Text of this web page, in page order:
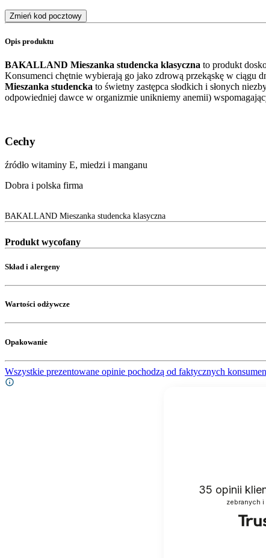
Zmień kod pocztowy
Opis produktu
BAKALLAND Mieszanka studencka klasyczna to produkt
Konsumenci chętnie wybierają go jako zdrową przekąskę w ciągu
Mieszanka studencka to świetny zastępca słodkich i słonych
odpowiedniej dawce w organizmie unikniemy anemii)
Cechy
źródło witaminy E, miedzi i manganu
Dobra i polska firma
BAKALLAND Mieszanka studencka klasyczna
Produkt wycofany
Skład i alergeny
Wartości odżywcze
Opakowanie
Wszystkie prezentowane opinie pochodzą od faktycznych
35 opinii
zebranych